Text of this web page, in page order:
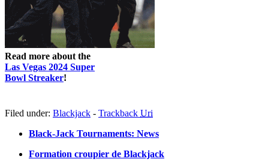
Read more about the
Las Vegas 2024 Super
Bowl Streaker!
Filed under: Blackjack - Trackback Uri
Black-Jack Tournaments: News
Formation croupier de Blackjack